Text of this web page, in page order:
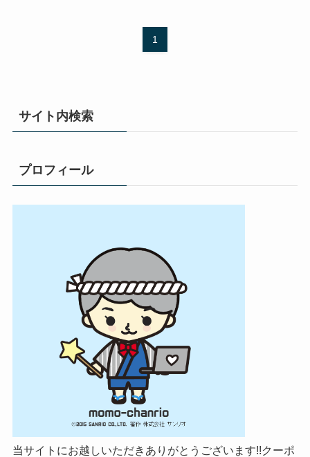
1
サイト内検索
プロフィール
当サイトにお越しいただきありがとうございます!!クーポ